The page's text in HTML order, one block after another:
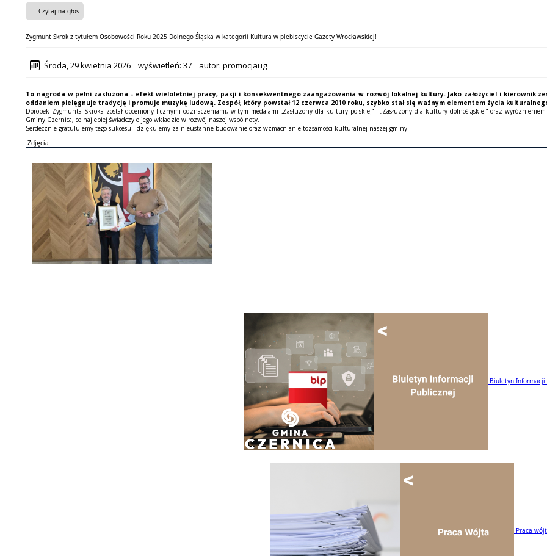
Czytaj na głos
Zygmunt Skrok z tytułem Osobowości Roku 2025 Dolnego Śląska w kategorii Kultura w plebiscycie Gazety Wrocławskiej!
Środa, 29 kwietnia 2026 wyświetleń: 37 autor: promocjaug
To nagroda w pełni zasłużona - efekt wieloletniej pracy, pasji i konsekwentnego zaangażowania w rozwój lokalnej kultury. Jako założyciel i kierownik
oddaniem pielęgnuje tradycję i promuje muzykę ludową. Zespół, który powstał 12 czerwca 2010 roku, szybko stał się ważnym elementem życia
Dorobek Zygmunta Skroka został doceniony licznymi odznaczeniami, w tym medalami „Zasłużony dla kultury polskiej” i „Zasłużony dla kultury dolnośląskiej” oraz wyróżnieniem
Gminy Czernica, co najlepiej świadczy o jego wkładzie w rozwój naszej wspólnoty.
Serdecznie gratulujemy tego sukcesu i dziękujemy za nieustanne budowanie oraz wzmacnianie tożsamości kulturalnej naszej gminy!
Zdjęcia
Biuletyn Informacji
Praca